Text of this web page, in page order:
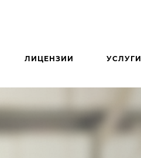
ЛИЦЕНЗИИ УСЛУГИ